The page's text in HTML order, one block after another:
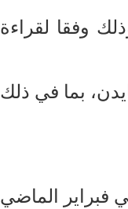
وفقا لقراءة
بما في ذلك
فبراير الماضي